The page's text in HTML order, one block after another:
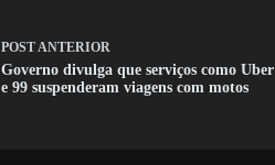
POSTANTERIOR
Governo divulga que serviços como Uber
e 99 suspenderam viagens com motos